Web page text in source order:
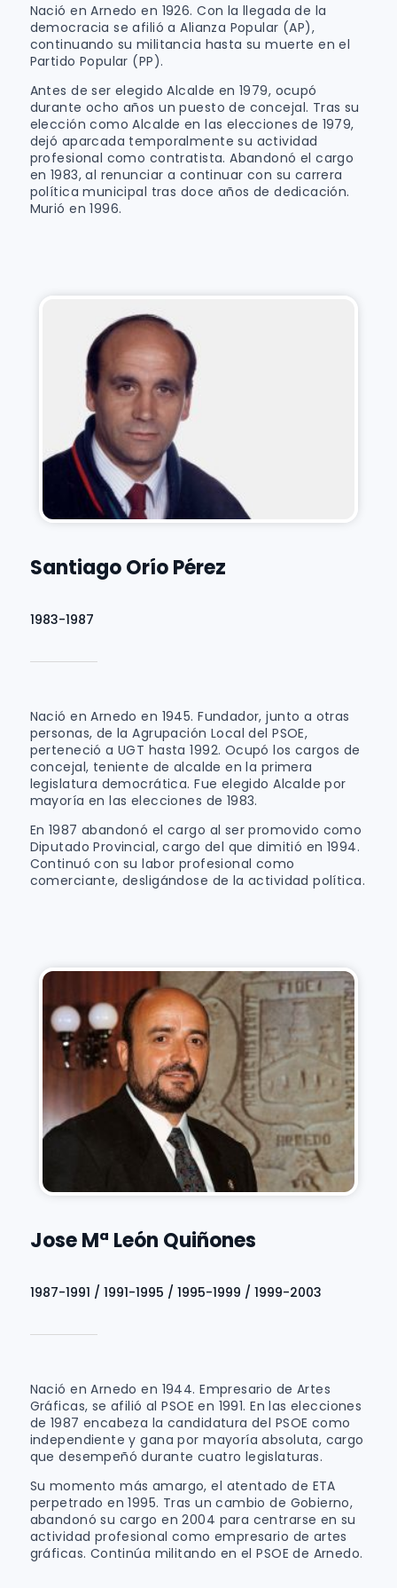
Nació en Arnedo en 1926. Con la llegada de la
democracia se afilió a Alianza Popular (AP),
continuando su militancia hasta su muerte en el
Partido Popular (PP).
Antes de ser elegido Alcalde en 1979, ocupó
durante ocho años un puesto de concejal. Tras su
elección como Alcalde en las elecciones de 1979,
dejó aparcada temporalmente su actividad
profesional como contratista. Abandonó el cargo
en 1983, al renunciar a continuar con su carrera
política municipal tras doce años de dedicación.
Murió en 1996.
Santiago Orío Pérez
1983-1987
Nació en Arnedo en 1945. Fundador, junto a otras
personas, de la Agrupación Local del PSOE,
perteneció a UGT hasta 1992. Ocupó los cargos de
concejal, teniente de alcalde en la primera
legislatura democrática. Fue elegido Alcalde por
mayoría en las elecciones de 1983.
En 1987 abandonó el cargo al ser promovido como
Diputado Provincial, cargo del que dimitió en 1994.
Continuó con su labor profesional como
comerciante, desligándose de la actividad política.
Jose Mª León Quiñones
1987-1991 / 1991-1995 / 1995-1999 / 1999-2003
Nació en Arnedo en 1944. Empresario de Artes
Gráficas, se afilió al PSOE en 1991. En las elecciones
de 1987 encabeza la candidatura del PSOE como
independiente y gana por mayoría absoluta, cargo
que desempeñó durante cuatro legislaturas.
Su momento más amargo, el atentado de ETA
perpetrado en 1995. Tras un cambio de Gobierno,
abandonó su cargo en 2004 para centrarse en su
actividad profesional como empresario de artes
gráficas. Continúa militando en el PSOE de Arnedo.